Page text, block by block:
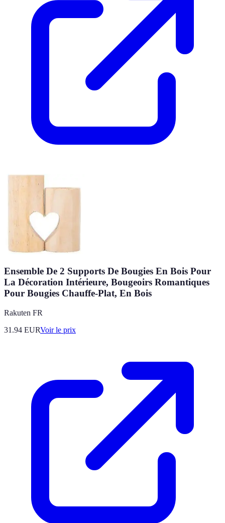
Ensemble De 2 Supports De Bougies En Bois Pour
La Décoration Intérieure, Bougeoirs Romantiques
Pour Bougies Chauffe-Plat, En Bois
Rakuten FR
31.94 EURVoir le prix